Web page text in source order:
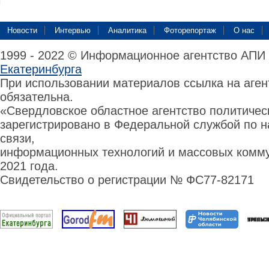
Новости Интервью Аналитика Фоторепортаж О нас
1999 - 2022 © Информационное агентство
Екатеринбурга
При использовании материалов ссылка на
обязательна.
«Свердловское областное агентство
зарегистрировано в Федеральной службой по
связи,
информационных технологий и массовых
2021 года.
Свидетельство о регистрации № ФС77-82171